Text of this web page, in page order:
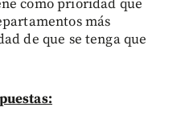
como prioridad que
más
de que se tenga que